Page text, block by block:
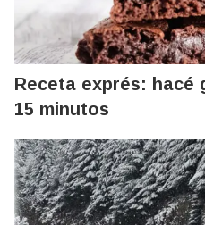
Receta exprés: hacé
15 minutos